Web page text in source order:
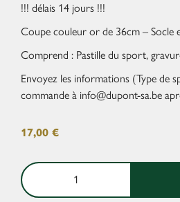
!!! délais 14 jours !!!
Coupe couleur or de 36cm – Socle
Comprend : Pastille du sport,
Envoyez les informations (Type de
commande à info@dupont-sa.be
17,00€